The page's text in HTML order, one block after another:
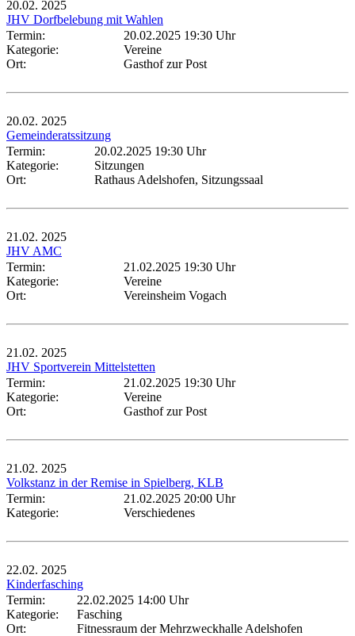
20.02. 2025
JHV Dorfbelebung mit Wahlen
Termin:
20.02.2025 19:30 Uhr
Kategorie:
Vereine
Ort:
Gasthof zur Post
20.02. 2025
Gemeinderatssitzung
Termin:
20.02.2025 19:30 Uhr
Kategorie:
Sitzungen
Ort:
Rathaus Adelshofen, Sitzungssaal
21.02. 2025
JHV AMC
Termin:
21.02.2025 19:30 Uhr
Kategorie:
Vereine
Ort:
Vereinsheim Vogach
21.02. 2025
JHV Sportverein Mittelstetten
Termin:
21.02.2025 19:30 Uhr
Kategorie:
Vereine
Ort:
Gasthof zur Post
21.02. 2025
Volkstanz in der Remise in Spielberg, KLB
Termin:
21.02.2025 20:00 Uhr
Kategorie:
Verschiedenes
22.02. 2025
Kinderfasching
Termin:
22.02.2025 14:00 Uhr
Kategorie:
Fasching
Ort:
Fitnessraum der Mehrzweckhalle Adelshofen